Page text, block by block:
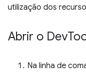
utilização dos
Abrir o Dev
Na linha de